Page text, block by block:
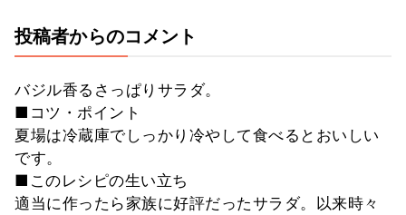
投稿者からのコメント
バジル香るさっぱりサラダ。
■コツ・ポイント
夏場は冷蔵庫でしっかり冷やして食べるとおいしい
です。
■このレシピの生い立ち
適当に作ったら家族に好評だったサラダ。以来時々